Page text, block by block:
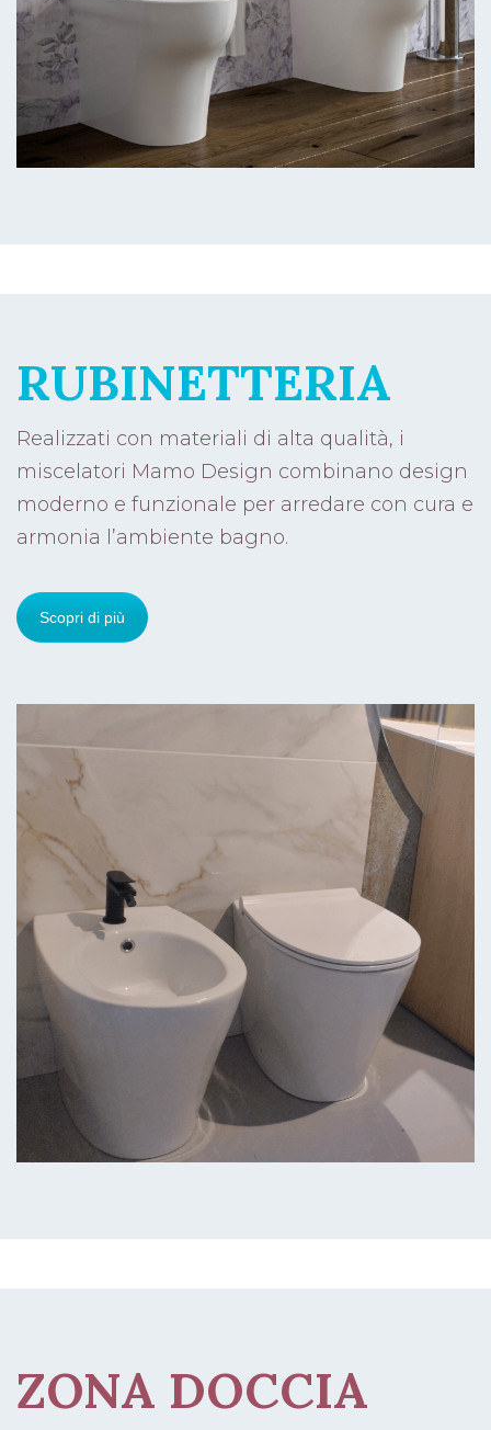
RUBINETTERIA
Realizzati con materiali di alta qualità, i
miscelatori Mamo Design combinano design
moderno e funzionale per arredare con cura e
armonia l’ambiente bagno.
Scopri di più
ZONA DOCCIA